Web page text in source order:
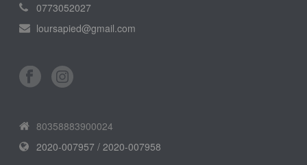
0773052027
loursapied@gmail.com
80358883900024
2020-007957 / 2020-007958